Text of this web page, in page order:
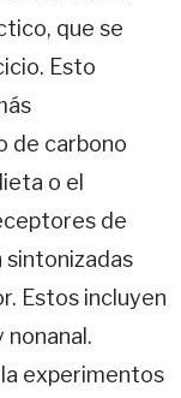
que se
Esto
de carbono
o el
de
Estos incluyen
experimentos